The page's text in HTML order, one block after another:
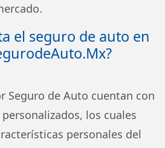
el seguro de auto en
Seguro de Auto cuentan con
los cuales
personales del